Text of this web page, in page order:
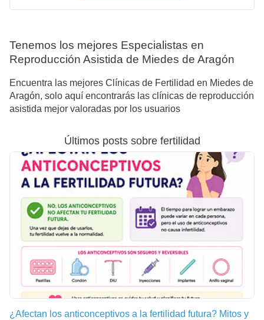
Tenemos los mejores Especialistas en
Reproducción Asistida de Miedes de Aragón
Encuentra las mejores Clínicas de Fertilidad en Miedes de
Aragón, solo aquí encontrarás las clínicas de reproducción
asistida mejor valoradas por los usuarios
Últimos posts sobre fertilidad
¿Afectan los anticonceptivos a la fertilidad futura? Mitos y